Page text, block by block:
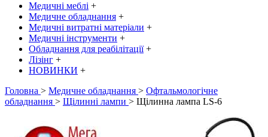
Медичні меблі +
Медичне обладнання +
Медичні витратні матеріали +
Медичні інструменти +
Обладнання для реабілітації +
Лізінг +
НОВИНКИ +
Головна > Медичне обладнання > Офтальмологічне
обладнання > Щілинні лампи > Щілинна лампа LS-6